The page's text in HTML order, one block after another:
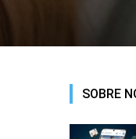
SOBRE